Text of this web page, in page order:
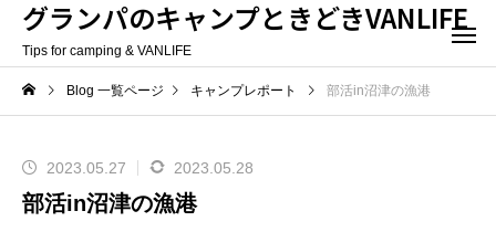
グランパのキャンプときどきVANLIFE
Tips for camping & VANLIFE
Blog 一覧ページ キャンプレポート 部活in沼津の漁港
2023.05.27 2023.05.28
部活in沼津の漁港